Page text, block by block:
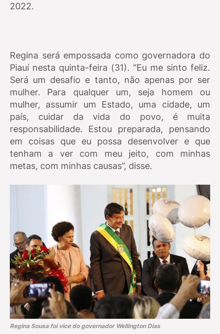
2022.
Regina será empossada como governadora do
Piauí nesta quinta-feira (31). “Eu me sinto feliz.
Será um desafio e tanto, não apenas por ser
mulher. Para qualquer um, seja homem ou
mulher, assumir um Estado, uma cidade, um
país, cuidar da vida do povo, é muita
responsabilidade. Estou preparada, pensando
em coisas que eu possa desenvolver e que
tenham a ver com meu jeito, com minhas
metas, com minhas causas”, disse.
Regina Sousa foi vice do governador Wellington Dias